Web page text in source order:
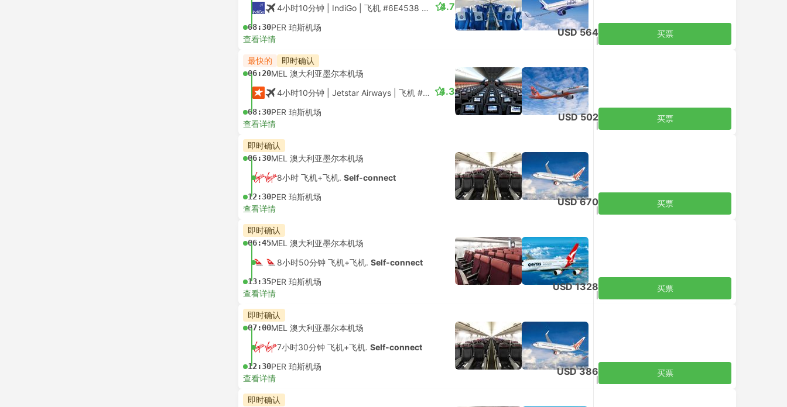
4小时10分钟 | IndiGo 飞机 #6E4538 经济舱
08:30PER 珀斯机场
4.7
查看详情
USD 564 买票
最快的 即时确认
06:20MEL 澳大利亚墨尔本机场
4小时10分钟 | Jetstar Airways 飞机 #JQ972 |经济舱
08:30PER 珀斯机场
4.3
查看详情
USD 502 买票
即时确认
06:30MEL 澳大利亚墨尔本机场
8小时 飞机+飞机. Self-connect
12:30PER 珀斯机场
查看详情
USD 670 买票
即时确认
06:45MEL 澳大利亚墨尔本机场
8小时50分钟 飞机+飞机. Self-connect
13:35PER 珀斯机场
查看详情
USD 1328 买票
即时确认
07:00MEL 澳大利亚墨尔本机场
7小时30分钟 飞机+飞机. Self-connect
12:30PER 珀斯机场
查看详情
USD 386 买票
即时确认